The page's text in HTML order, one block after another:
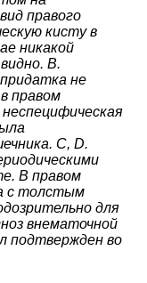
правого
кисту в
никакой
B.
не
правом
C, D.
В правом
с толстым
для
внематочной
подтвержден во